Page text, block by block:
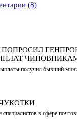
(8)
получил бывший
в сфере